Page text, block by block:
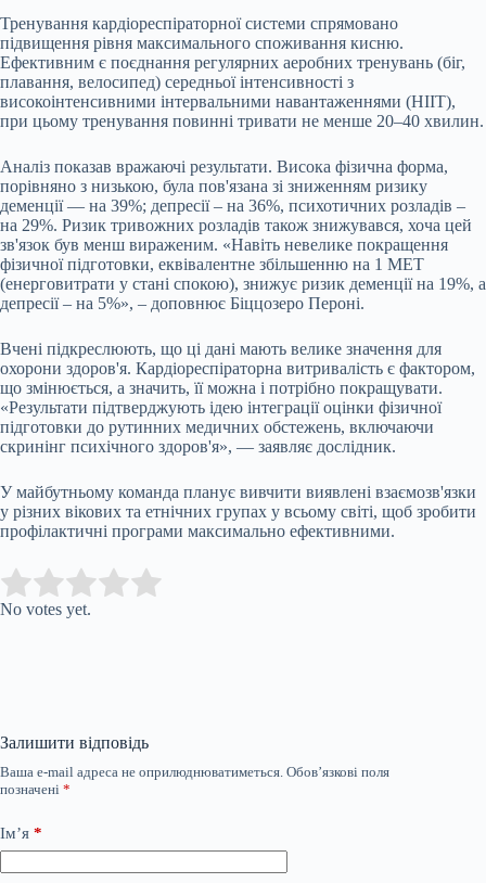
Тренування кардіореспіраторної системи спрямовано
підвищення рівня максимального споживання кисню.
Ефективним є поєднання регулярних аеробних тренувань (біг,
плавання, велосипед) середньої інтенсивності з
високоінтенсивними інтервальними навантаженнями (HIIT),
при цьому тренування повинні тривати не менше 20–40 хвилин.
Аналіз показав вражаючі результати. Висока фізична форма,
порівняно з низькою, була пов'язана зі зниженням ризику
деменції — на 39%; депресії – на 36%, психотичних розладів –
на 29%. Ризик тривожних розладів також знижувався, хоча цей
зв'язок був менш вираженим. «Навіть невелике покращення
фізичної підготовки, еквівалентне збільшенню на 1 МЕТ
(енерговитрати у стані спокою), знижує ризик деменції на 19%, а
депресії – на 5%», – доповнює Біццозеро Пероні.
Вчені підкреслюють, що ці дані мають велике значення для
охорони здоров'я. Кардіореспіраторна витривалість є фактором,
що змінюється, а значить, її можна і потрібно покращувати.
«Результати підтверджують ідею інтеграції оцінки фізичної
підготовки до рутинних медичних обстежень, включаючи
скринінг психічного здоров'я», — заявляє дослідник.
У майбутньому команда планує вивчити виявлені взаємозв'язки
у різних вікових та етнічних групах у всьому світі, щоб зробити
профілактичні програми максимально ефективними.
Rate this item:
No votes yet.
Залишити відповідь
Ваша e-mail адреса не оприлюднюватиметься. Обов’язкові поля
позначені *
Ім’я *